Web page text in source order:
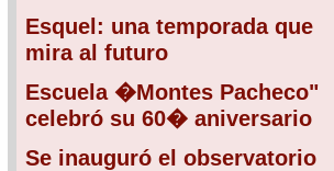
Esquel: una temporada que
mira al futuro
Escuela �Montes Pacheco"
celebró su 60� aniversario
Se inauguró el observatorio